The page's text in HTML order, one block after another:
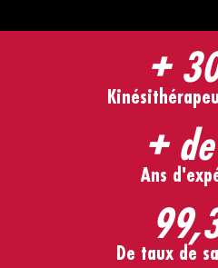
+
+
Ans
De taux de